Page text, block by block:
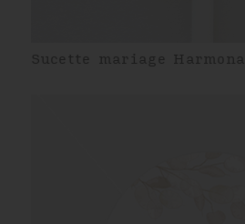
Sucette mariage Harmona